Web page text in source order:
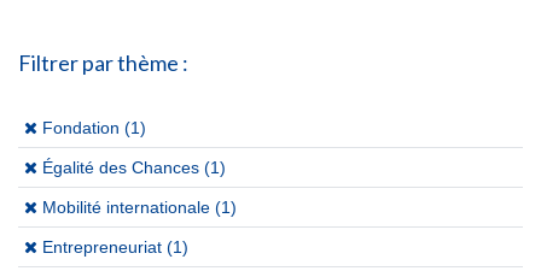
Filtrer par thème :
(x)
Fondation (1)
(x)
Égalité des Chances (1)
(x)
Mobilité internationale (1)
(x)
Entrepreneuriat (1)